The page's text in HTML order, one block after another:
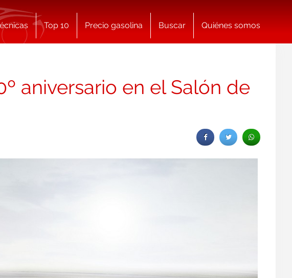
Top 10 Precio gasolina Buscar Quiénes somos
aniversario en el Salón de